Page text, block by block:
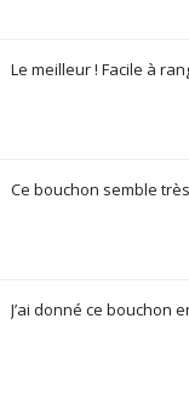
Le meilleur ! Facile à
Ce bouchon semble
J’ai donné ce bouchon